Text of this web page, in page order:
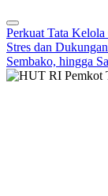
Perkuat Tata
Stres dan
Sembako, hingga